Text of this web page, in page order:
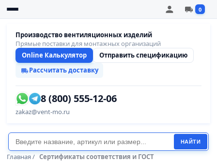
0
Производство вентиляционных изделий
Прямые поставки для монтажных организаций
Online Калькулятор
Отправить спецификацию
Рассчитать доставку
8 (800) 555-12-06
zakaz@vent-mo.ru
НАЙТИ
Главная / Сертификаты соответствия и ГОСТ